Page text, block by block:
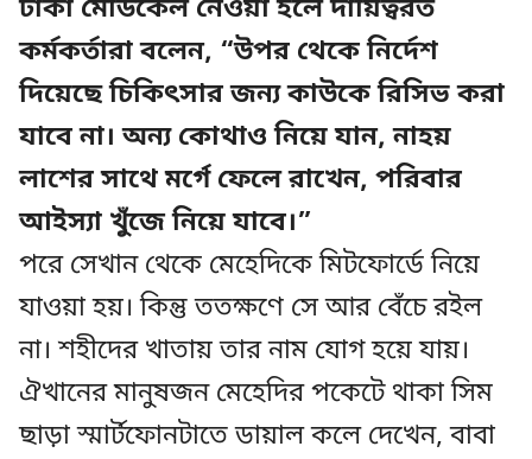
ঢাকা মেডিকেল নেওয়া হলে দায়িত্বরত
কর্মকর্তারা বলেন, “উপর থেকে নির্দেশ
দিয়েছে চিকিৎসার জন্য কাউকে রিসিভ করা
যাবে না। অন্য কোথাও নিয়ে যান, নাহয়
লাশের সাথে মর্গে ফেলে রাখেন, পরিবার
আইস্যা খুঁজে নিয়ে যাবে।”
পরে সেখান থেকে মেহেদিকে মিটফোর্ডে নিয়ে
যাওয়া হয়। কিন্তু ততক্ষণে সে আর বেঁচে রইল
না। শহীদের খাতায় তার নাম যোগ হয়ে যায়।
ঐখানের মানুষজন মেহেদির পকেটে থাকা সিম
ছাড়া স্মার্টফোনটাতে ডায়াল কলে দেখেন, বাবা